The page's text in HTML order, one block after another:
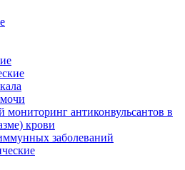
мониторинг антиконвульсантов в
крови
заболеваний